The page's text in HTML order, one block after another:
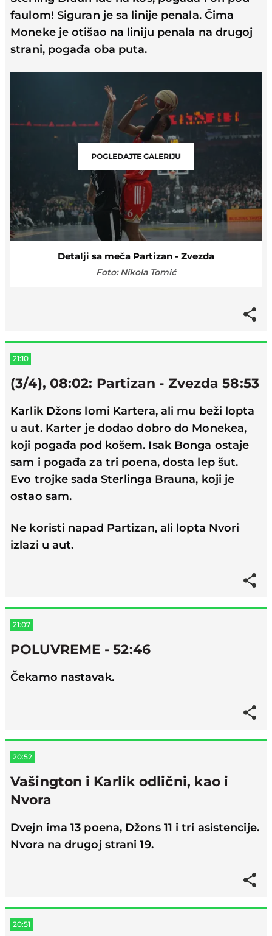
faulom! Siguran je sa linije penala. Čima
Moneke je otišao na liniju penala na drugoj
strani, pogađa oba puta.
POGLEDAJTE GALERIJU
Detalji sa meča Partizan - Zvezda
Foto: Nikola Tomić
21:10
(3/4), 08:02: Partizan - Zvezda 58:53
Karlik Džons lomi Kartera, ali mu beži lopta
u aut. Karter je dodao dobro do Monekea,
koji pogađa pod košem. Isak Bonga ostaje
sam i pogađa za tri poena, dosta lep šut.
Evo trojke sada Sterlinga Brauna, koji je
ostao sam.
Ne koristi napad Partizan, ali lopta Nvori
izlazi u aut.
21:07
POLUVREME - 52:46
Čekamo nastavak.
20:52
Vašington i Karlik odlični, kao i
Nvora
Dvejn ima 13 poena, Džons 11 i tri asistencije.
Nvora na drugoj strani 19.
20:51